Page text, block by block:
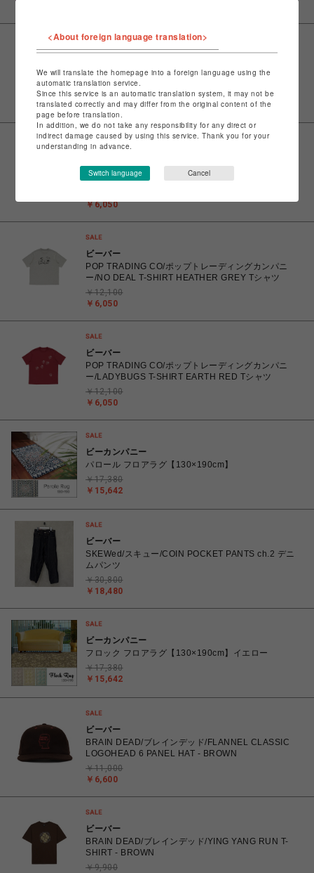
ビーバー
POP TRADING CO/ポップトレーディングカンパニ
ー/SPORTIF CUB SHIRT NAVY ポロシャツ
￥12,100
￥24,200
POP TRADING CO/ポップトレーディングカンパニ
ー/FLY T-SHIRT WHITE Tシャツ
￥6,050
ビーバー
POP TRADING CO/ポップトレーディングカンパニ
ー/NO DEAL T-SHIRT HEATHER GREY Tシャツ
￥6,050
￥12,100
ビーバー
POP TRADING CO/ポップトレーディングカンパニ
ー/LADYBUGS T-SHIRT EARTH RED Tシャツ
￥6,050
￥12,100
ビーカンパニー
パロール フロアラグ【130×190cm】
￥15,642
￥17,380
ビーバー
SKEWed/スキュー/COIN POCKET PANTS ch.2 デニ
ムパンツ
￥18,480
￥30,800
ビーカンパニー
フロック フロアラグ【130×190cm】イエロー
￥15,642
￥17,380
ビーバー
BRAIN DEAD/ブレインデッド/FLANNEL CLASSIC
LOGOHEAD 6 PANEL HAT - BROWN
￥6,600
￥11,000
ビーバー
BRAIN DEAD/ブレインデッド/YING YANG RUN T-
SHIRT - BROWN
￥9,900
<About foreign language translation>
We will translate the homepage into a foreign language using the
automatic translation service.
Since this service is an automatic translation system, it may not be
translated correctly and may differ from the original content of the
page before translation.
In addition, we do not take any responsibility for any direct or
indirect damage caused by using this service. Thank you for your
understanding in advance.
Switch language Cancel